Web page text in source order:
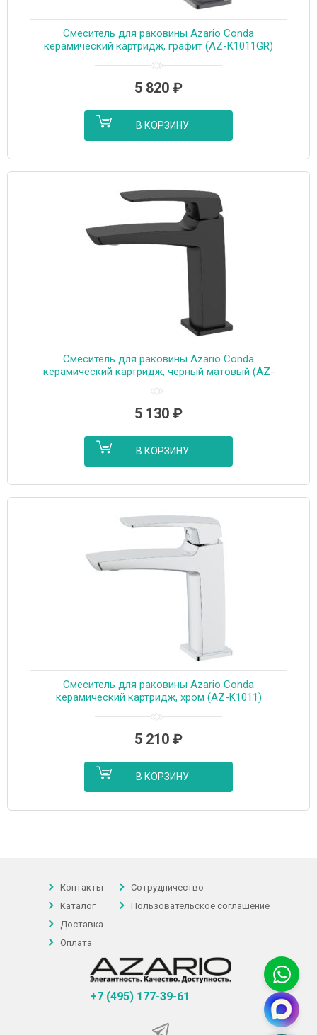
Cмеситель для раковины Azario Conda
керамический картридж, графит (AZ-K1011GR)
5 820 ₽
В КОРЗИНУ
Cмеситель для раковины Azario Conda
керамический картридж, черный матовый (AZ-
5 130 ₽
В КОРЗИНУ
Cмеситель для раковины Azario Conda
керамический картридж, хром (AZ-K1011)
5 210 ₽
В КОРЗИНУ
Контакты
Каталог
Доставка
Оплата
Сотрудничество
Пользовательское соглашение
+7 (495) 177-39-61